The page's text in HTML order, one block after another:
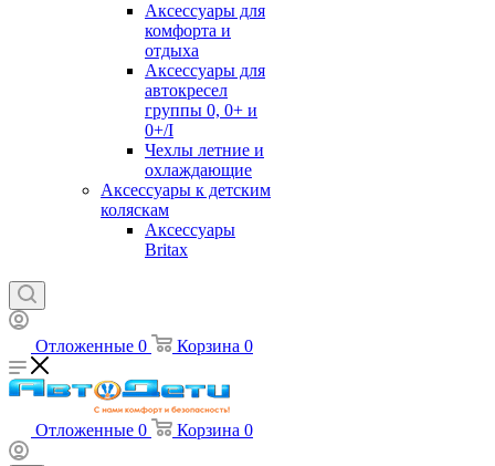
Аксессуары для
комфорта и
отдыха
Аксессуары для
автокресел
группы 0, 0+ и
0+/I
Чехлы летние и
охлаждающие
Аксессуары к детским
коляскам
Аксессуары
Britax
Отложенные 0 Корзина 0
Отложенные 0 Корзина 0